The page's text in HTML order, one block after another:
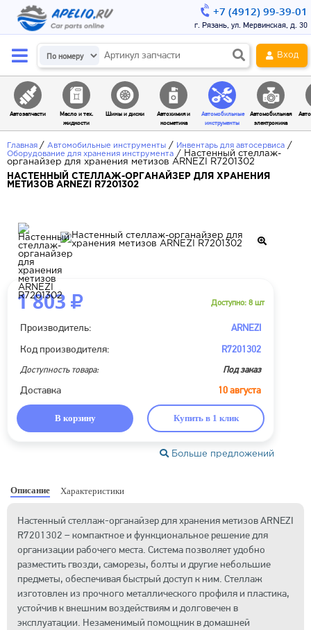
Вход
Автозапчасти
Масло и тех.
жидкости
Шины и диски
Автохимия и
косметика
Автомобильные
инструменты
Автомобильная
электроника
Главная / Автомобильные инструменты / Инвентарь для автосервиса /
Оборудование для хранения инструмента /
Настенный стеллаж-
органайзер для хранения метизов ARNEZI R7201302
НАСТЕННЫЙ СТЕЛЛАЖ-ОРГАНАЙЗЕР ДЛЯ ХРАНЕНИЯ
МЕТИЗОВ ARNEZI R7201302
1 803 Доступно: 8 шт
Производитель: ARNEZI
Код производителя: R7201302
Доступность товара: Под заказ
Доставка 10 августа
В корзину Купить в 1 клик
Больше предложений
Описание Характеристики
Настенный стеллаж-органайзер для хранения метизов ARNEZI
R7201302 – компактное и функциональное решение для
организации рабочего места. Система позволяет удобно
разместить гвозди, саморезы, болты и другие небольшие
предметы, обеспечивая быстрый доступ к ним. Стеллаж
изготовлен из прочного металлического профиля и пластика,
устойчив к внешним воздействиям и долговечен в
эксплуатации. Незаменимый помощник в домашней
+7 (4912) 99-39-01
г. Рязань, ул. Мервинская, д. 30